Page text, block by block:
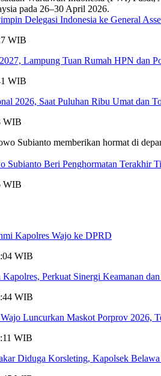
Delegasi Indonesia ke General
WIB
Lampung Tuan Rumah HPN dan
WIB
2026, Saat Puluhan Ribu Umat dan
WIB
Subianto Beri Penghormatan
WIB
Kapolres Wajo ke DPRD
WIB
Perkuat Sinergi Keamanan
WIB
Luncurkan Maskot Porprov 2026,
WIB
Diduga Korsleting, Kapolsek